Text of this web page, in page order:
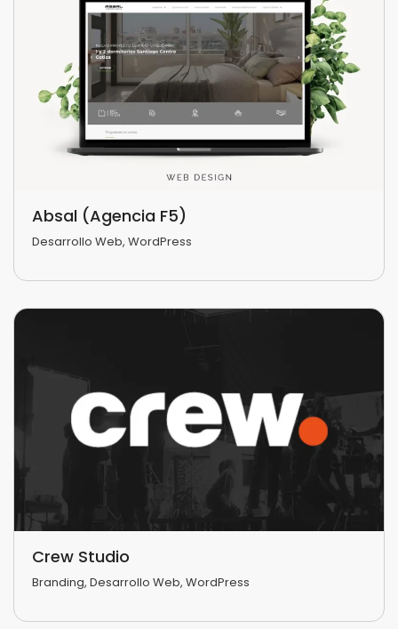
Absal (Agencia F5)
Desarrollo Web, WordPress
Crew Studio
Branding, Desarrollo Web, WordPress